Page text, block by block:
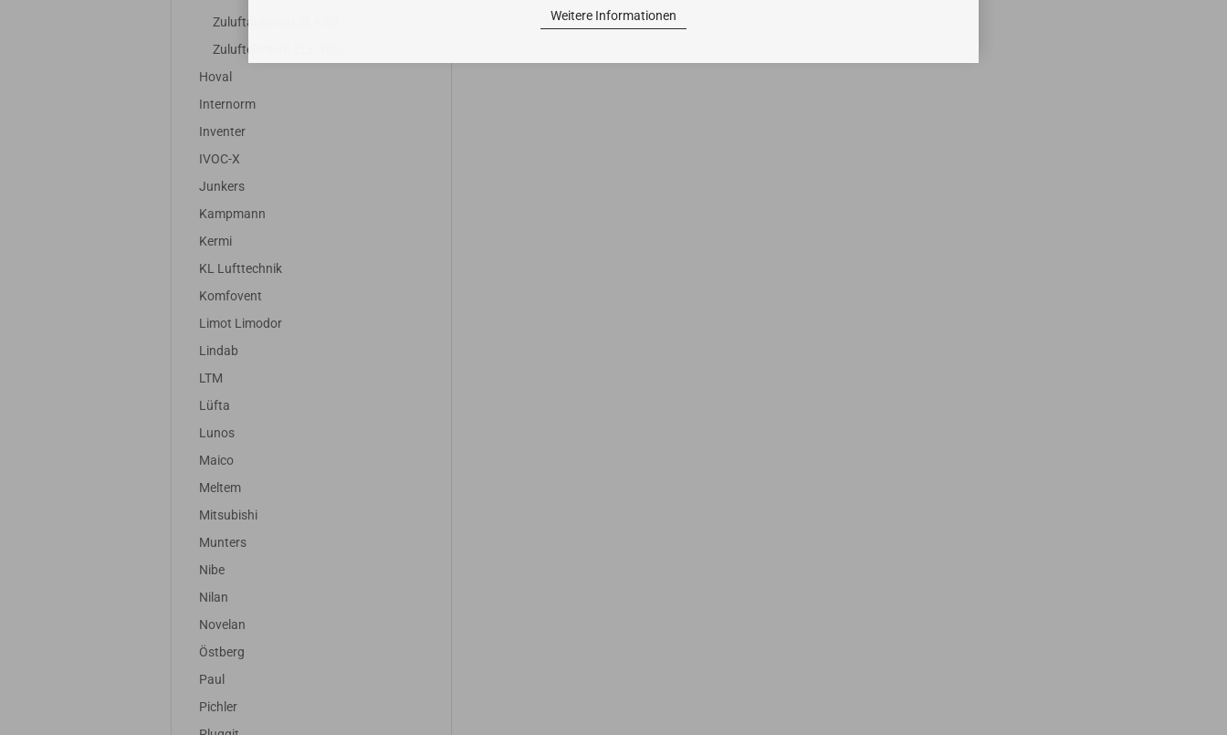
Weitere Informationen
Zuluftautomat ZLA 80
Zuluftelement ZLE 100
Hoval
Internorm
Inventer
IVOC-X
Junkers
Kampmann
Kermi
KL Lufttechnik
Komfovent
Limot Limodor
Lindab
LTM
Lüfta
Lunos
Maico
Meltem
Mitsubishi
Munters
Nibe
Nilan
Novelan
Östberg
Paul
Pichler